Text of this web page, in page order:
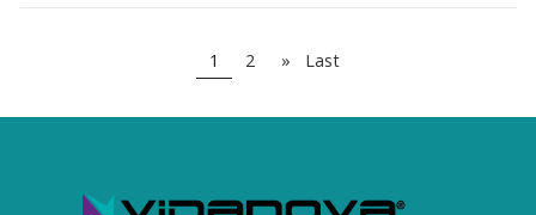
1 2 » Last